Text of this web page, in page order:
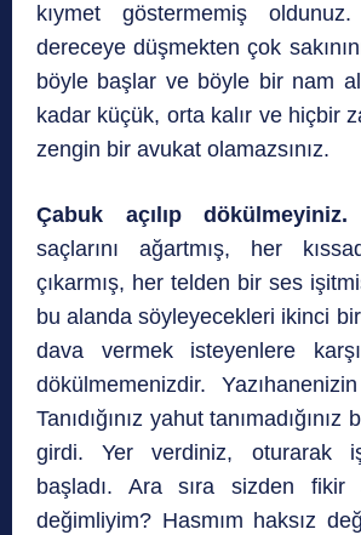
kıymet göstermemiş
dereceye düşmekten çok
böyle başlar ve böyle bir nam
kadar küçük, orta kalır ve hiçbir
zengin bir avukat olamazsınız.
Çabuk açılıp dökülmeyiniz.
saçlarını ağartmış, her
çıkarmış, her telden bir ses
bu alanda söyleyecekleri ikinci
dava vermek isteyenlere
dökülmemenizdir.
Tanıdığınız yahut
girdi. Yer verdiniz, oturarak
başladı. Ara sıra sizden fikir
değimliyim? Hasmım haksız